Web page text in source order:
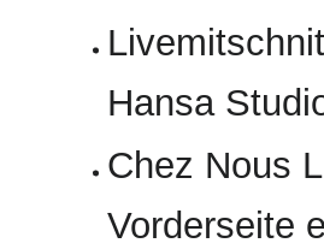
Hansa
Chez Nous
Vorderseite